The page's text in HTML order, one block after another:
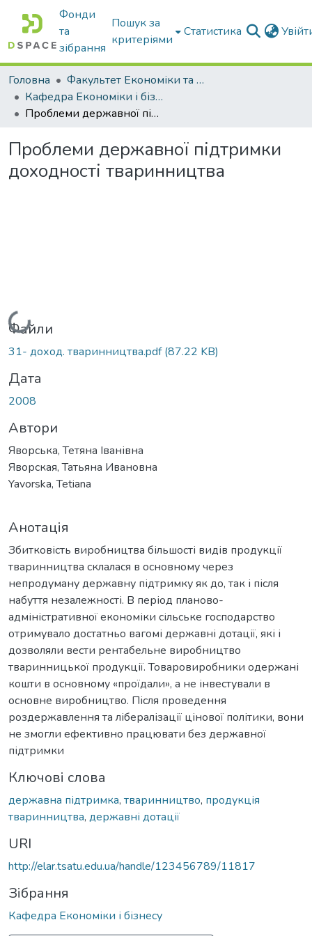
Фонди
та
зібрання
Пошук за
критеріями
Статистика
Головна
Факультет Економіки та бізнесу
Кафедра Економіки і бізнесу
Проблеми державної підтримки доходності тваринництва
Проблеми державної підтримки
доходності тваринництва
Вантажиться...
Файли
31- доход. тваринництва.pdf(87.22 KB)
Дата
2008
Автори
Яворська, Тетяна Іванівна
Яворская, Татьяна Ивановна
Yavorska, Tetiana
Анотація
Збитковість виробництва більшості видів продукції
тваринництва склалася в основному через
непродуману державну підтримку як до, так і після
набуття незалежності. В період планово-
адміністративної економіки сільське господарство
отримувало достатньо вагомі державні дотації, які і
дозволяли вести рентабельне виробництво
тваринницької продукції. Товаровиробники одержані
кошти в основному «проїдали», а не інвестували в
основне виробництво. Після проведення
роздержавлення та лібералізації цінової політики, вони
не змогли ефективно працювати без державної
підтримки
Ключові слова
державна підтримка, тваринництво, продукція
тваринництва, державні дотації
URI
http://elar.tsatu.edu.ua/handle/123456789/11817
Зібрання
Кафедра Економіки і бізнесу